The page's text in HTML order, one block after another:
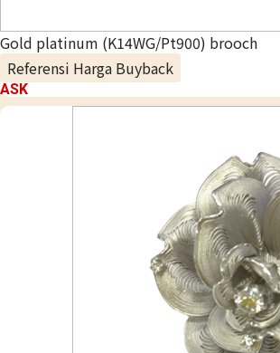
Gold platinum (K14WG/Pt900) brooch
Referensi Harga Buyback
ASK